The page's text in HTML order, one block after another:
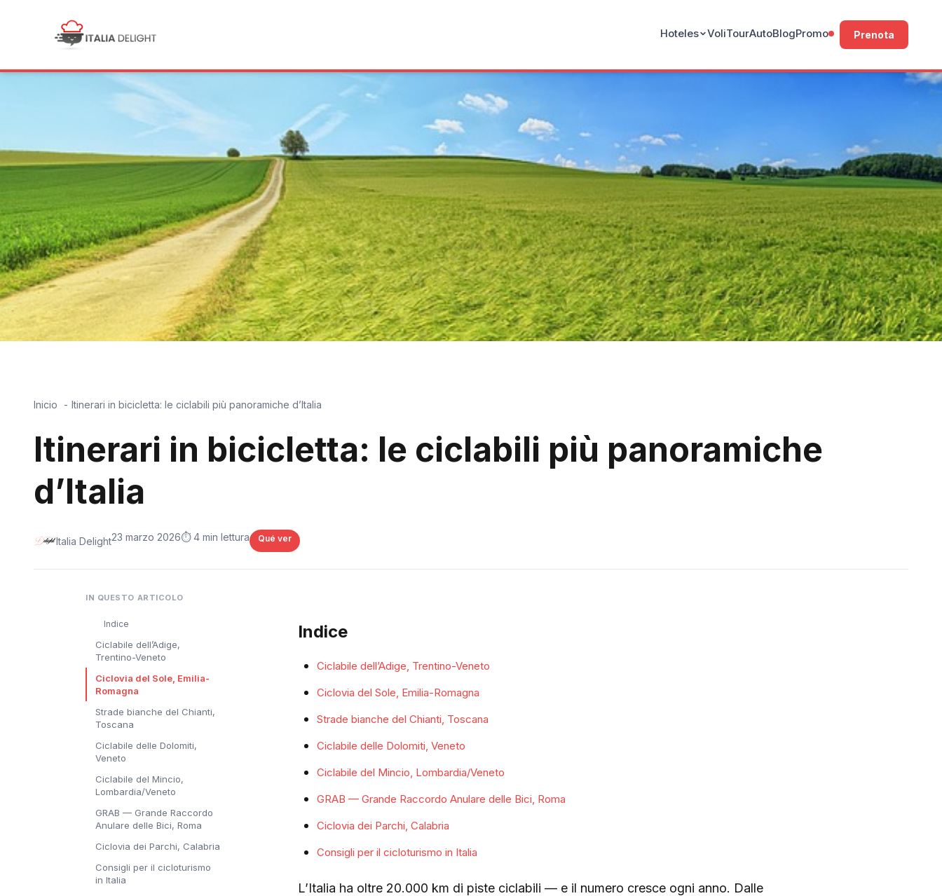
Hoteles VoliTourAutoBlogPromo Prenota
Inicio Itinerari in bicicletta: le ciclabili più panoramiche d’Italia
Itinerari in bicicletta: le ciclabili più panoramiche
d’Italia
Italia Delight23 marzo 2026⏱️ 4 min lettura Qué ver
IN QUESTO ARTICOLO
Indice
Ciclabile dell’Adige,
Trentino-Veneto
Ciclovia del Sole, Emilia-
Romagna
Strade bianche del Chianti,
Toscana
Ciclabile delle Dolomiti,
Veneto
Ciclabile del Mincio,
Lombardia/Veneto
GRAB — Grande Raccordo
Anulare delle Bici, Roma
Ciclovia dei Parchi, Calabria
Consigli per il cicloturismo
in Italia
Indice
Ciclabile dell’Adige, Trentino-Veneto
Ciclovia del Sole, Emilia-Romagna
Strade bianche del Chianti, Toscana
Ciclabile delle Dolomiti, Veneto
Ciclabile del Mincio, Lombardia/Veneto
GRAB — Grande Raccordo Anulare delle Bici, Roma
Ciclovia dei Parchi, Calabria
Consigli per il cicloturismo in Italia
L’Italia ha oltre 20.000 km di piste ciclabili — e il numero cresce ogni anno. Dalle